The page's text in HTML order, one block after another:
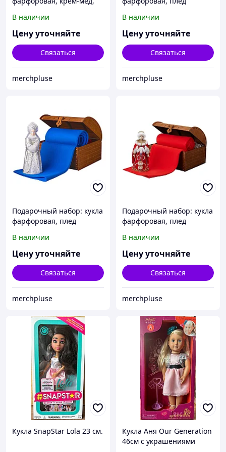
В наличии
Цену уточняйте
Связаться
merchpluse
В наличии
Цену уточняйте
Связаться
merchpluse
Подарочный набор: кукла
фарфоровая, плед
В наличии
Цену уточняйте
Связаться
merchpluse
Подарочный набор: кукла
фарфоровая, плед
В наличии
Цену уточняйте
Связаться
merchpluse
Кукла SnapStar Lola 23 см.
Кукла Аня Our Generation
46см с украшениями